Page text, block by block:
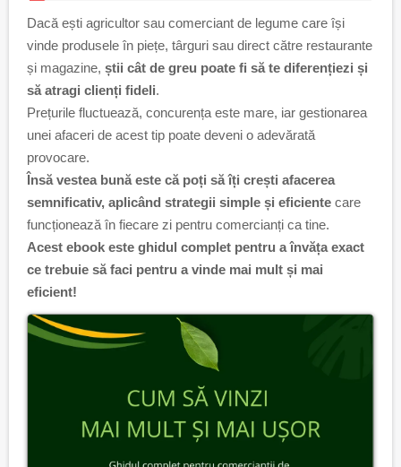
Dacă ești agricultor sau comerciant de legume care își
vinde produsele în piețe, târguri sau direct către restaurante
și magazine, știi cât de greu poate fi să te diferențiezi și
să atragi clienți fideli.
Prețurile fluctuează, concurența este mare, iar gestionarea
unei afaceri de acest tip poate deveni o adevărată
provocare.
Însă vestea bună este că poți să îți crești afacerea
semnificativ, aplicând strategii simple și eficiente care
funcționează în fiecare zi pentru comercianți ca tine.
Acest ebook este ghidul complet pentru a învăța exact
ce trebuie să faci pentru a vinde mai mult și mai
eficient!